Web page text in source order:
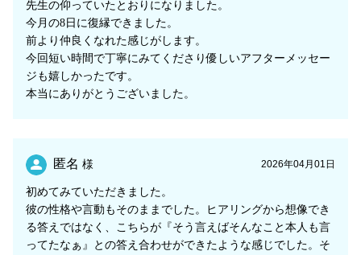
先生の仰っていたとおりになりました。
今月の8日に復縁できました。
前より仲良くなれた感じがします。
今回短い時間で丁寧にみてくださり優しいアフターメッセー
ジも嬉しかったです。
本当にありがとうございました。
匿名 様 2026年04月01日
初めてみていただきました。
彼の性格や言動もそのままでした。ヒアリングから想像でき
る答えではなく、こちらが『そう言えばそんなこと本人も言
ってたなぁ』との答え合わせができたような感じでした。そ